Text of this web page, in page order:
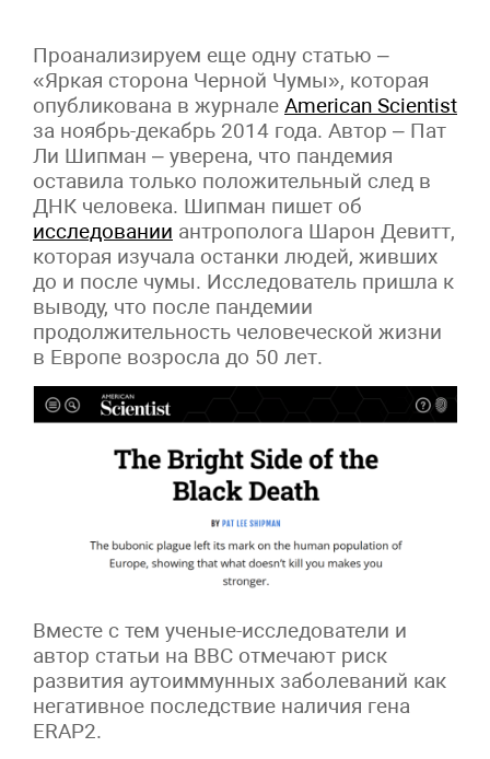
Проанализируем еще одну статью –
«Яркая сторона Черной Чумы», которая
опубликована в журнале American Scientist
за ноябрь-декабрь 2014 года. Автор – Пат
Ли Шипман – уверена, что пандемия
оставила только положительный след в
ДНК человека. Шипман пишет об
исследовании антрополога Шарон Девитт,
которая изучала останки людей, живших
до и после чумы. Исследователь пришла к
выводу, что после пандемии
продолжительность человеческой жизни
в Европе возросла до 50 лет.
Вместе с тем ученые-исследователи и
автор статьи на ВВС отмечают риск
развития аутоиммунных заболеваний как
негативное последствие наличия гена
ERAP2.